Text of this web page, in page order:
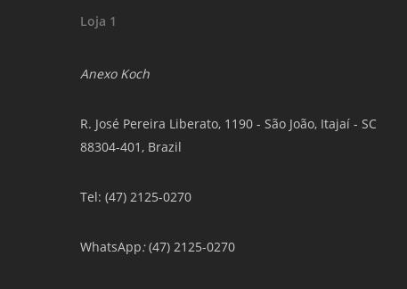
Loja 1
Anexo Koch
R. José Pereira Liberato, 1190 - São João, Itajaí - SC
88304-401, Brazil
Tel: (47) 2125-0270
WhatsApp:(47) 2125-0270